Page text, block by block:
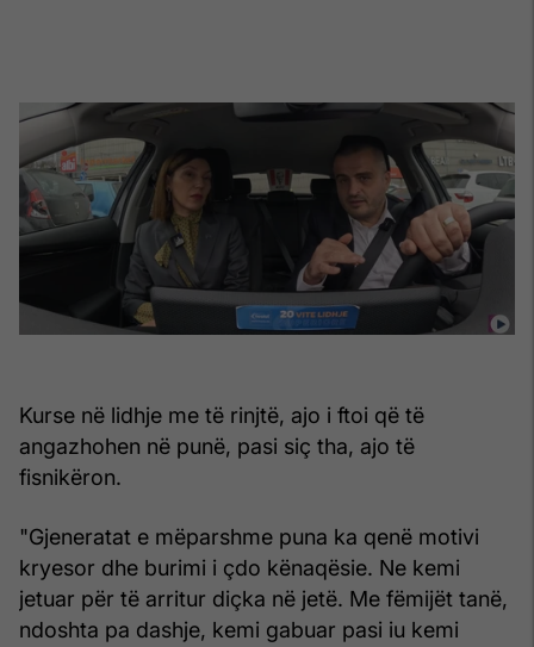
Kurse në lidhje me të rinjtë, ajo i ftoi që të
angazhohen në punë, pasi siç tha, ajo të
fisnikëron.
"Gjeneratat e mëparshme puna ka qenë motivi
kryesor dhe burimi i çdo kënaqësie. Ne kemi
jetuar për të arritur diçka në jetë. Me fëmijët tanë,
ndoshta pa dashje, kemi gabuar pasi iu kemi